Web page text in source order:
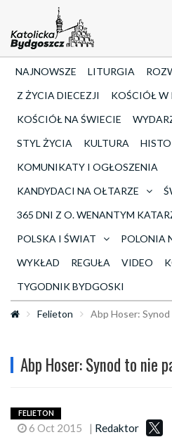
NAJNOWSZE LITURGIA
Z ŻYCIA DIECEZJI
KOŚCIÓŁ W
KOŚCIÓŁ NA ŚWIECIE
STYL ŻYCIA
KULTURA
KOMUNIKATY I OGŁOSZENIA
KANDYDACI NA OŁTARZE
365 DNI Z O. WENANTYM
POLSKA I ŚWIAT
POLONIA
WYKŁAD
REGUŁA VIDEO
TYGODNIK BYDGOSKI
Felieton Abp Hoser:
Abp Hoser: Synod to nie
FELIETON
6 Oct 2015 | Redaktor